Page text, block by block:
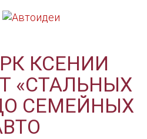
КСЕНИИ
«СТАЛЬНЫХ
СЕМЕЙНЫХ